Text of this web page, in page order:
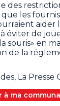
des
que les
aider
éviter de
souris» en
de la
La Presse
à ma